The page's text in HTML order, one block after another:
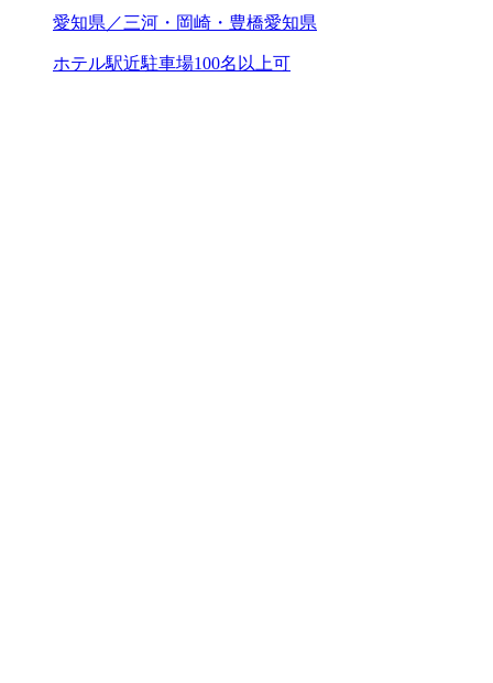
愛知県／三河・岡崎・豊橋愛知県
ホテル駅近駐車場100名以上可